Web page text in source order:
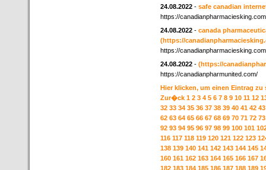
24.08.2022 - safe canadian
https://
24.08.2022 - canada
(https://
https://
24.08.2022 - (https://
https://canadianpharmunited.com/
Hier klicken, um einen Eintrag zu
Zur�ck 1 2 3 4 5 6 7 8 9 10 11 12
32 33 34 35 36 37 38 39 40 41 42 43
62 63 64 65 66 67 68 69 70 71 72 73
92 93 94 95 96 97 98 99 100 101
116 117 118 119 120 121 122 123
138 139 140 141 142 143 144 145
160 161 162 163 164 165 166 167
182 183 184 185 186 187 188 189